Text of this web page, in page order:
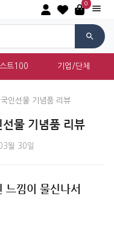
0
트100 기업/단체
인선물 기념품 리뷰
물 기념품 리뷰
월 30일
느낌이 물신나서